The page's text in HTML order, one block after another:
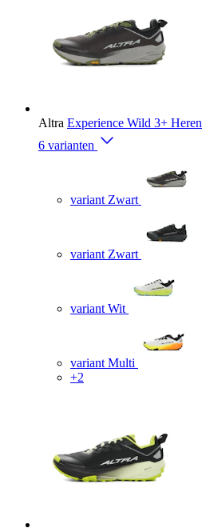
Altra Experience Wild 3+ Heren
6 varianten
variant Zwart
variant Zwart
variant Wit
variant Multi
+2